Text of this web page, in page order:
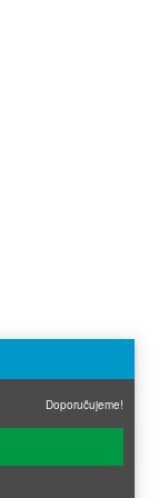
Doporučujeme!